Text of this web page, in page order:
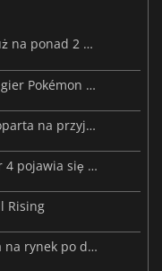
Resident Evil: Veronica znalazł się już na ponad 2 milionach list życzeń
Beast of Reincarnation: twórcy serii gier Pokémon wkraczają na nową ścieżkę
Big Walk już w sprzedaży – podróż oparta na przyjaźni
W Warhammer 40,000: Dawn of War 4 pojawia się frakcja Nekronów
Rising
Forsaken Realms: Vahrin’s Call trafia na rynek po dziesięciu latach prac